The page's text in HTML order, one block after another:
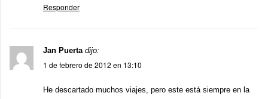
Responder
Jan Puerta dijo:
1 de febrero de 2012 en 13:10
He descartado muchos viajes, pero este está siempre en la